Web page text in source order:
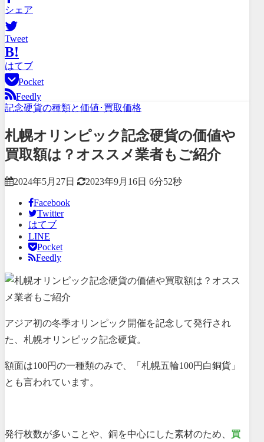
シェア
Tweet
B!
はてブ
Pocket
Feedly
記念硬貨の種類と価値･買取価格
札幌オリンピック記念硬貨の価値や
買取額は？オススメ業者もご紹介
2024年5月27日 2023年9月16日 6分52秒
Facebook
Twitter
はてブ
LINE
Pocket
Feedly
アジア初の冬季オリンピック開催を記念して発行され
た、札幌オリンピック記念硬貨。
額面は100円の一種類のみで、「札幌五輪100円白銅貨」
とも言われています。
発行枚数が多いことや、銅を中心にした素材のため、 買